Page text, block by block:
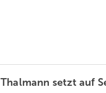
Thalmann setzt auf